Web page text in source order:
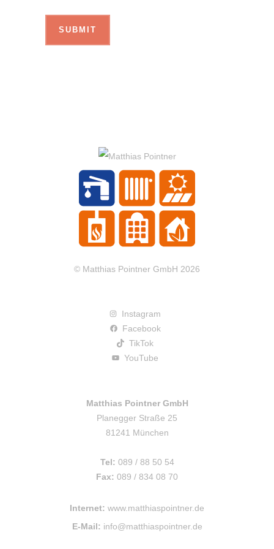
© Matthias Pointner GmbH 2026
Instagram
Facebook
TikTok
YouTube
Matthias Pointner GmbH
Planegger Straße 25
81241 München
Tel: 089 / 88 50 54
Fax: 089 / 834 08 70
Internet: www.matthiaspointner.de
E-Mail: info@matthiaspointner.de